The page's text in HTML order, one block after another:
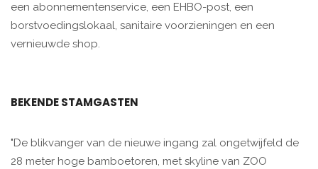
een abonnementenservice, een EHBO-post, een
borstvoedingslokaal, sanitaire voorzieningen en een
vernieuwde shop.
BEKENDE STAMGASTEN
"De blikvanger van de nieuwe ingang zal ongetwijfeld de
28 meter hoge bamboetoren, met skyline van ZOO